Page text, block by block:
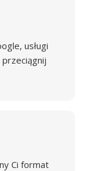
usługi
Ci format